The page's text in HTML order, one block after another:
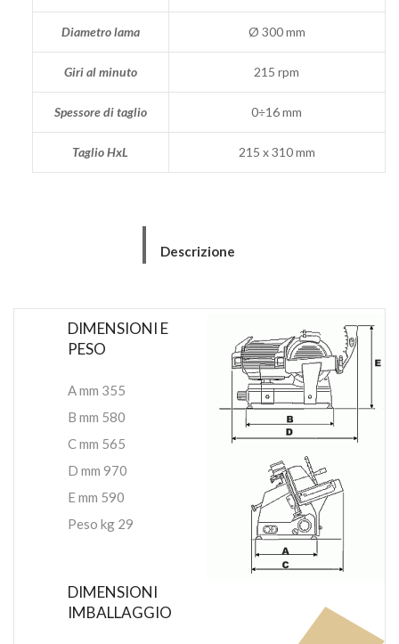
Diametro lama Ø 300 mm
Giri al minuto 215 rpm
Spessore di taglio 0÷16 mm
Taglio HxL 215 x 310 mm
Descrizione
DIMENSIONI E
PESO
A mm 355
B mm 580
C mm 565
D mm 970
E mm 590
Peso kg 29
DIMENSIONI
IMBALLAGGIO